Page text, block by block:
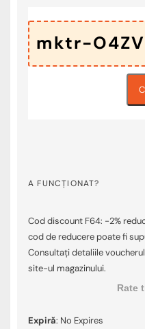
A FUNCȚIONAT?
Cod discount F64: -2%
cod de reducere poate fi
Consultați detaliile
site-ul magazinului.
Rate
Expiră: No Expires